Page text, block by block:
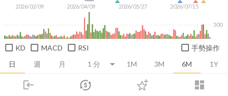
login dashboard
市場 登入
日 週 月 1M 3M 6M 1Y
2026/02/09 2026/04/09 2026/05/27 2026/07/15
500
KD MACD RSI 手勢操作
推薦卡片 消息面 財務報